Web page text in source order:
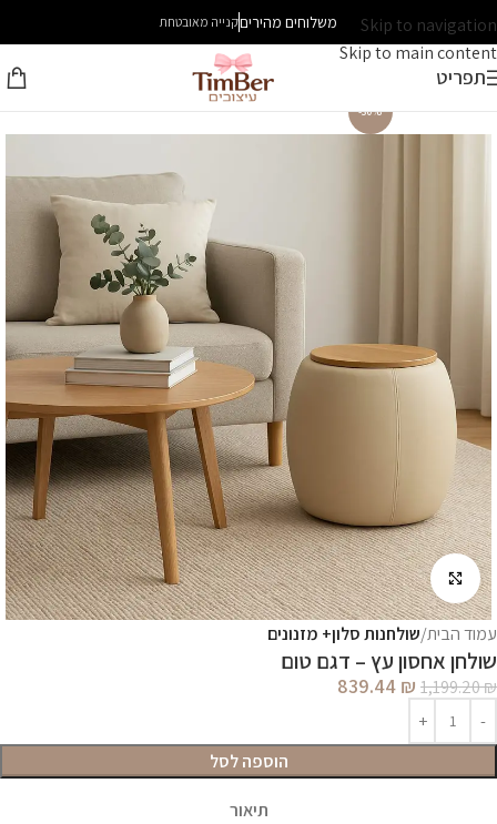
Skip to navigation
Skip to main content
משלוחים מהיריםקנייה מאובטחת
תפריט
עמוד הבית שולחנות סלון+ מזנונים
שולחן אחסון עץ – דגם טום
1,199.20₪
839.44 ₪
הוספה לסל
תיאור
-30%
לחץ להגדלה